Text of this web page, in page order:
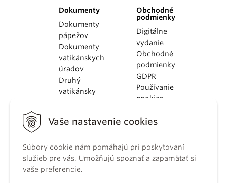
Vaše nastavenie cookies
Súbory cookie nám pomáhajú pri poskytovaní
služieb pre vás. Umožňujú spoznať a zapamätať si
vaše preferencie.
Dokumenty
Dokumenty
pápežov
Dokumenty
vatikánskych
úradov
Druhý
vatikánsky
KBS
kánonického
práva
Katechizmus
Obchodné
podmienky
Digitálne
vydanie
Obchodné
podmienky
GDPR
Používanie
cookies